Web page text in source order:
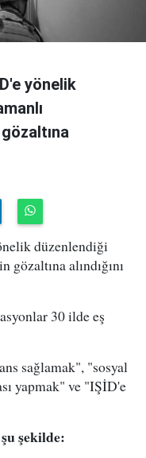
yönelik
düzenlendiği
alındığını
30 ilde eş
sağlamak", "sosyal
yapmak" ve "IŞİD'e
şekilde: